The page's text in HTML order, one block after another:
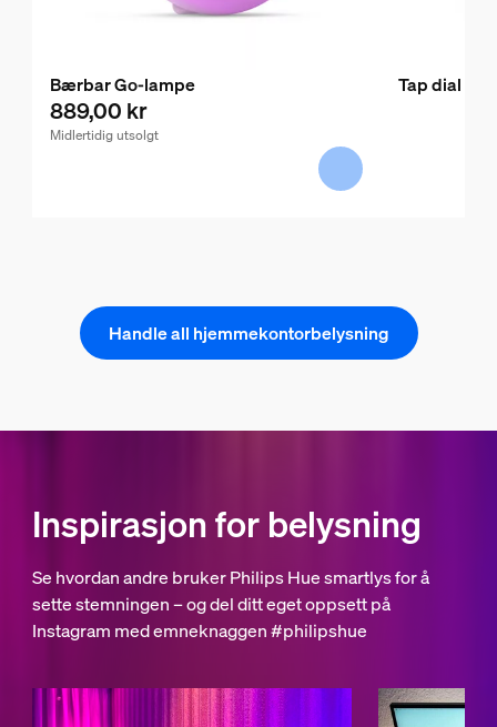
Bærbar Go-lampe
889,00 kr
Midlertidig utsolgt
Tap dial
Handle all hjemmekontorbelysning
Inspirasjon for belysning
Se hvordan andre bruker Philips Hue smartlys for å
sette stemningen – og del ditt eget oppsett på
Instagram med emneknaggen #philipshue